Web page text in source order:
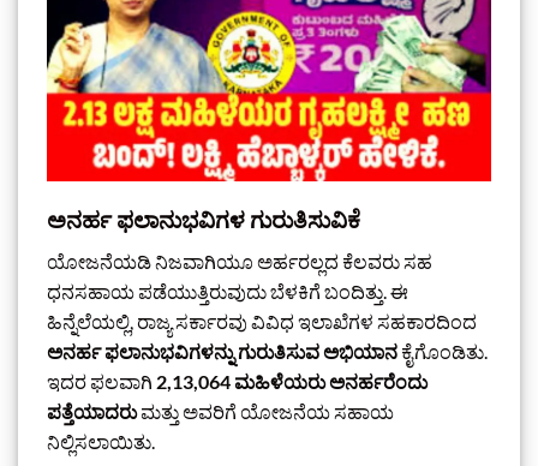
ಅನರ್ಹ ಫಲಾನುಭವಿಗಳ ಗುರುತಿಸುವಿಕೆ
ಯೋಜನೆಯಡಿ ನಿಜವಾಗಿಯೂ ಅರ್ಹರಲ್ಲದ ಕೆಲವರು ಸಹ
ಧನಸಹಾಯ ಪಡೆಯುತ್ತಿರುವುದು ಬೆಳಕಿಗೆ ಬಂದಿತ್ತು. ಈ
ಹಿನ್ನೆಲೆಯಲ್ಲಿ, ರಾಜ್ಯ ಸರ್ಕಾರವು ವಿವಿಧ ಇಲಾಖೆಗಳ ಸಹಕಾರದಿಂದ
ಅನರ್ಹ ಫಲಾನುಭವಿಗಳನ್ನು ಗುರುತಿಸುವ ಅಭಿಯಾನ ಕೈಗೊಂಡಿತು.
ಇದರ ಫಲವಾಗಿ 2,13,064 ಮಹಿಳೆಯರು ಅನರ್ಹರೆಂದು
ಪತ್ತೆಯಾದರುಮತ್ತು ಅವರಿಗೆ ಯೋಜನೆಯ ಸಹಾಯ
ನಿಲ್ಲಿಸಲಾಯಿತು.